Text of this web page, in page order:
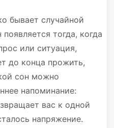
бывает случайной
тогда, когда
или ситуация,
до конца прожить,
сон можно
напоминание:
вас к одной
напряжение.